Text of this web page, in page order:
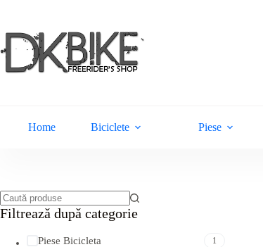
conținut
Home Biciclete Piese
Niciun
Filtreazǎ dupǎ categorie
Piese Bicicleta 1